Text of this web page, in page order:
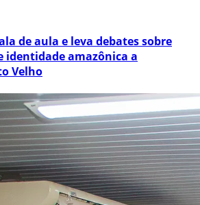
de aula e leva debates sobre
identidade amazônica a
Velho